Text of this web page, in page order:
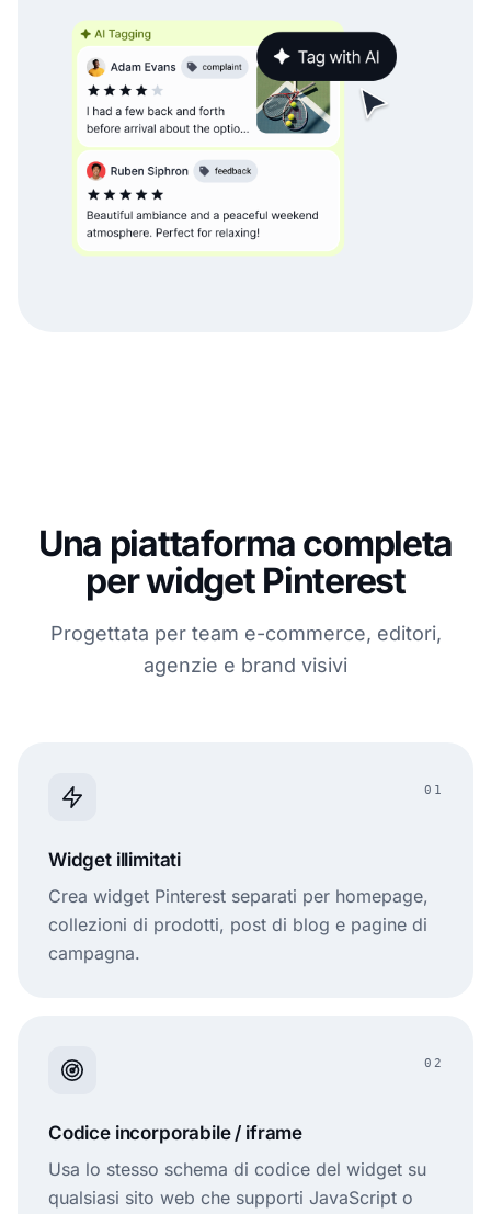
Una piattaforma completa
per widget Pinterest
Progettata per team e-commerce, editori,
agenzie e brand visivi
01
Widget illimitati
Crea widget Pinterest separati per homepage,
collezioni di prodotti, post di blog e pagine di
campagna.
02
Codice incorporabile / iframe
Usa lo stesso schema di codice del widget su
qualsiasi sito web che supporti JavaScript o